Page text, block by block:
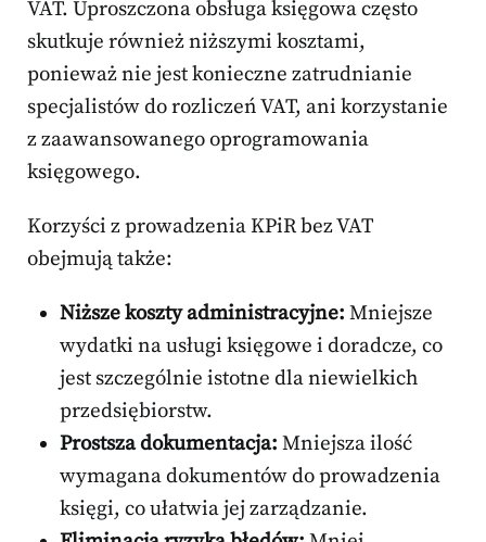
VAT. Uproszczona obsługa księgowa często
skutkuje również niższymi kosztami,
ponieważ nie jest konieczne zatrudnianie
specjalistów do rozliczeń VAT, ani korzystanie
z zaawansowanego oprogramowania
księgowego.
Korzyści z prowadzenia KPiR bez VAT
obejmują także:
Niższe koszty administracyjne: Mniejsze
wydatki na usługi księgowe i doradcze, co
jest szczególnie istotne dla niewielkich
przedsiębiorstw.
Prostsza dokumentacja: Mniejsza ilość
wymagana dokumentów do prowadzenia
księgi, co ułatwia jej zarządzanie.